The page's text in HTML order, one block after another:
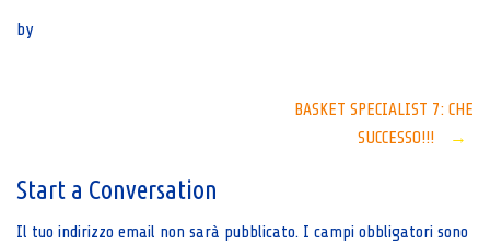
by
BASKET SPECIALIST 7: CHE
SUCCESSO!!!
→
Start a Conversation
Il tuo indirizzo email non sarà pubblicato. I campi obbligatori sono